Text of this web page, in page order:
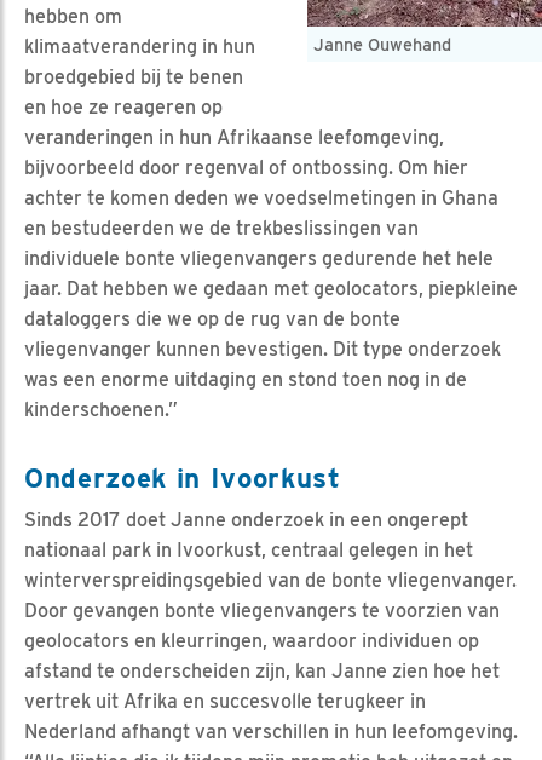
Janne Ouwehand
hebben om
klimaatverandering in hun
broedgebied bij te benen
en hoe ze reageren op
veranderingen in hun Afrikaanse leefomgeving,
bijvoorbeeld door regenval of ontbossing. Om hier
achter te komen deden we voedselmetingen in Ghana
en bestudeerden we de trekbeslissingen van
individuele bonte vliegenvangers gedurende het hele
jaar. Dat hebben we gedaan met geolocators, piepkleine
dataloggers die we op de rug van de bonte
vliegenvanger kunnen bevestigen. Dit type onderzoek
was een enorme uitdaging en stond toen nog in de
kinderschoenen.”
Onderzoek in Ivoorkust
Sinds 2017 doet Janne onderzoek in een ongerept
nationaal park in Ivoorkust, centraal gelegen in het
winterverspreidingsgebied van de bonte vliegenvanger.
Door gevangen bonte vliegenvangers te voorzien van
geolocators en kleurringen, waardoor individuen op
afstand te onderscheiden zijn, kan Janne zien hoe het
vertrek uit Afrika en succesvolle terugkeer in
Nederland afhangt van verschillen in hun leefomgeving.